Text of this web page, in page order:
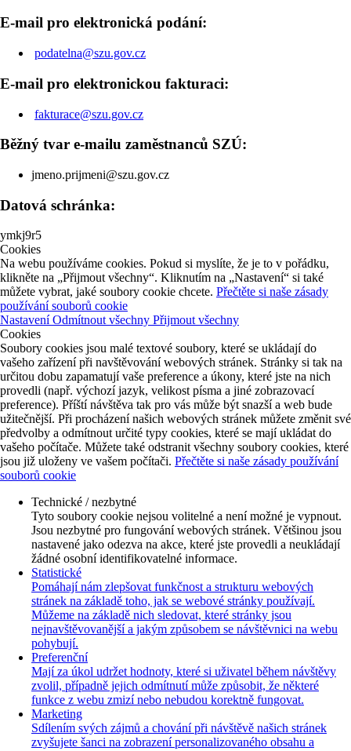
E-mail pro elektronická podání:
podatelna@szu.gov.cz
E-mail pro elektronickou fakturaci:
fakturace@szu.gov.cz
Běžný tvar e-mailu zaměstnanců SZÚ:
jmeno.prijmeni@szu.gov.cz
Datová schránka:
ymkj9r5
Cookies
Na webu používáme cookies. Pokud si myslíte, že je to v pořádku,
klikněte na „Přijmout všechny“. Kliknutím na „Nastavení“ si také
můžete vybrat, jaké soubory cookie chcete. Přečtěte si naše zásady
používání souborů cookie
Nastavení Odmítnout všechny Přijmout všechny
Cookies
Soubory cookies jsou malé textové soubory, které se ukládají do
vašeho zařízení při navštěvování webových stránek. Stránky si tak na
určitou dobu zapamatují vaše preference a úkony, které jste na nich
provedli (např. výchozí jazyk, velikost písma a jiné zobrazovací
preference). Příští návštěva tak pro vás může být snazší a web bude
užitečnější. Při procházení našich webových stránek můžete změnit své
předvolby a odmítnout určité typy cookies, které se mají ukládat do
vašeho počítače. Můžete také odstranit všechny soubory cookies, které
jsou již uloženy ve vašem počítači. Přečtěte si naše zásady používání
souborů cookie
Technické / nezbytné
Tyto soubory cookie nejsou volitelné a není možné je vypnout.
Jsou nezbytné pro fungování webových stránek. Většinou jsou
nastavené jako odezva na akce, které jste provedli a neukládají
žádné osobní identifikovatelné informace.
Statistické
Pomáhají nám zlepšovat funkčnost a strukturu webových
stránek na základě toho, jak se webové stránky používají.
Můžeme na základě nich sledovat, které stránky jsou
nejnavštěvovanější a jakým způsobem se návštěvnici na webu
pohybují.
Preferenční
Mají za úkol udržet hodnoty, které si uživatel během návštěvy
zvolil, případně jejich odmítnutí může způsobit, že některé
funkce z webu zmizí nebo nebudou korektně fungovat.
Marketing
Sdílením svých zájmů a chování při návštěvě našich stránek
zvyšujete šanci na zobrazení personalizovaného obsahu a